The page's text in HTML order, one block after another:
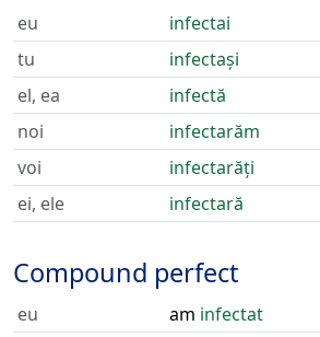
eu
infectai
tu
infectași
el, ea
infectă
noi
infectarăm
voi
infectarăți
ei, ele
infectară
Compound perfect
eu am infectat